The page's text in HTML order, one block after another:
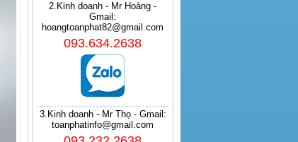
2.Kinh doanh - Mr Hoàng -
Gmail:
hoangtoanphat82@gmail.com
093.634.2638
3.Kinh doanh - Mr Thọ - Gmail:
toanphatinfo@gmail.com